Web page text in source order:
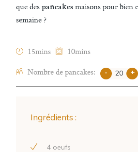
que des pancakes maisons pour bien
semaine ?
15mins
10mins
Nombre de pancakes:
- +
Ingrédients :
4 oeufs